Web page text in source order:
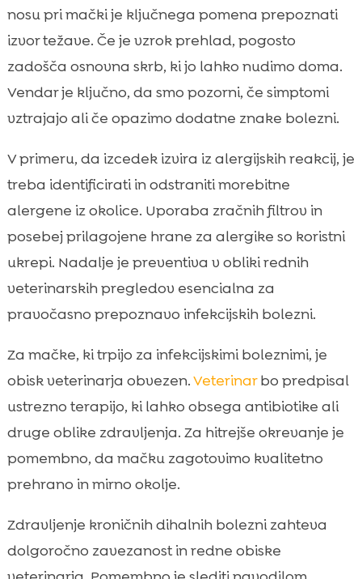
nosu pri mački je ključnega pomena prepoznati
izvor težave. Če je vzrok prehlad, pogosto
zadošča osnovna skrb, ki jo lahko nudimo doma.
Vendar je ključno, da smo pozorni, če simptomi
vztrajajo ali če opazimo dodatne znake bolezni.
V primeru, da izcedek izvira iz alergijskih reakcij, je
treba identificirati in odstraniti morebitne
alergene iz okolice. Uporaba zračnih filtrov in
posebej prilagojene hrane za alergike so koristni
ukrepi. Nadalje je preventiva v obliki rednih
veterinarskih pregledov esencialna za
pravočasno prepoznavo infekcijskih bolezni.
Za mačke, ki trpijo za infekcijskimi boleznimi, je
obisk veterinarja obvezen.Veterinarbo predpisal
ustrezno terapijo, ki lahko obsega antibiotike ali
druge oblike zdravljenja. Za hitrejše okrevanje je
pomembno, da mačku zagotovimo kvalitetno
prehrano in mirno okolje.
Zdravljenje kroničnih dihalnih bolezni zahteva
dolgoročno zavezanost in redne obiske